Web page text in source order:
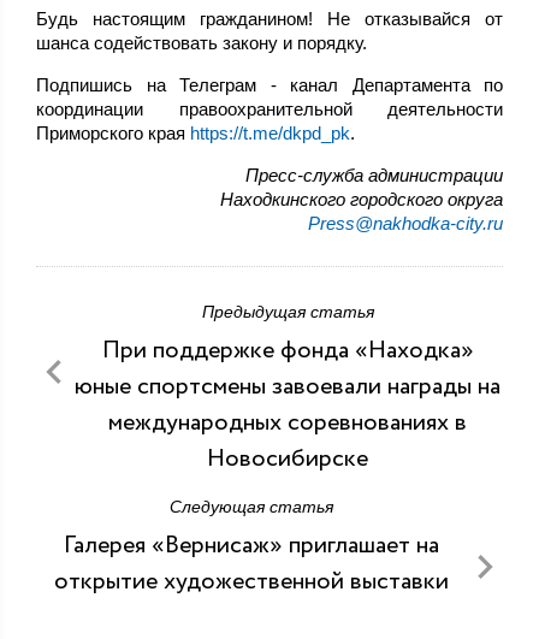
Будь настоящим гражданином! Не отказывайся от
шанса содействовать закону и порядку.
Подпишись на Телеграм - канал Департамента по
координации правоохранительной деятельности
Приморского края https://t.me/dkpd_pk.
Пресс-служба администрации
Находкинского городского округа
Press@nakhodka-city.ru
Предыдущая статья
При поддержке фонда «Находка»
юные спортсмены завоевали награды на
международных соревнованиях в
Новосибирске
Следующая статья
Галерея «Вернисаж» приглашает на
открытие художественной выставки